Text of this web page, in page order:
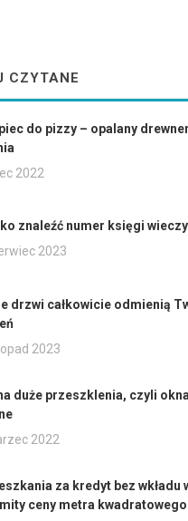
CZYTANE
do pizzy – opalany
2022
znaleźć numer księgi
2023
drzwi całkowicie odmienią
2023
duże przeszklenia, czyli
2022
za kredyt bez wkładu
ceny metra